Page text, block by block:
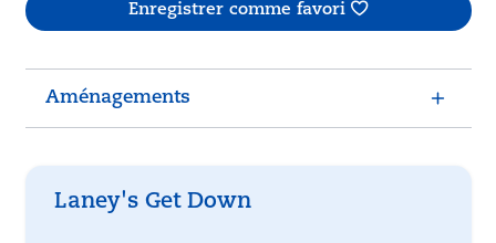
Enregistrer comme favori
Aménagements
Laney's Get Down